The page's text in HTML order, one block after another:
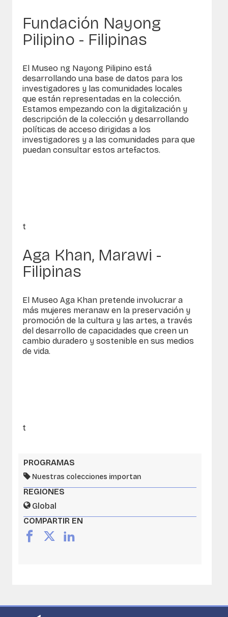
Fundación Nayong
Pilipino - Filipinas
El Museo ng Nayong Pilipino está
desarrollando una base de datos para los
investigadores y las comunidades locales
que están representadas en la colección.
Estamos empezando con la digitalización y
descripción de la colección y desarrollando
políticas de acceso dirigidas a los
investigadores y a las comunidades para que
puedan consultar estos artefactos.
t
Aga Khan, Marawi -
Filipinas
El Museo Aga Khan pretende involucrar a
más mujeres meranaw en la preservación y
promoción de la cultura y las artes, a través
del desarrollo de capacidades que creen un
cambio duradero y sostenible en sus medios
de vida.
t
PROGRAMAS
Nuestras colecciones importan
REGIONES
Global
COMPARTIR EN